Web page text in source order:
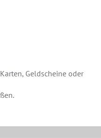
Geldscheine oder